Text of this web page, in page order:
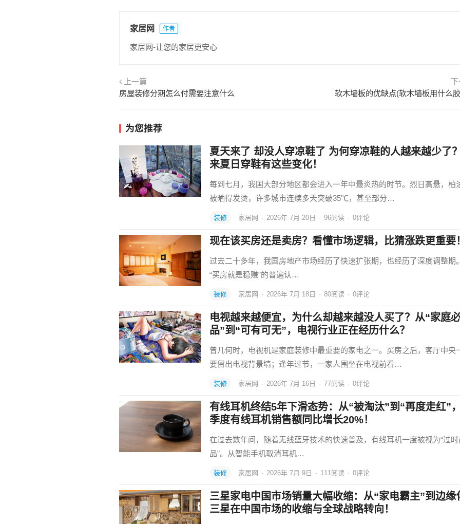
家居网 作者
家居网-让您的家居更安心
上一篇
房屋装修分期怎么付需要注意什么
软木墙板的优缺点(软木墙板用什么
为您推荐
夏天来了 却没人穿凉鞋了 为何穿凉鞋的人越来越少了
来夏日穿鞋有这些变化！
每到七月，我国大部分地区都会进入一年中最炎热的时节。烈日高悬，柏
被晒得发烫，许多城市连续多天突破35℃，甚至部分…
装修 家居网 · 2026年 7月 20日 · 96阅读 · 0评论
现在该买房还是卖房？看懂市场逻辑，比猜涨跌更重要！
过去二十多年，我国房地产市场经历了快速扩张期，也经历了深度调整期
“买房就是稳赚”的普遍认…
装修 家居网 · 2026年 7月 18日 · 80阅读 · 0评论
电视越来越便宜，为什么却越来越没人买了？从“家庭
品”到“可有可无”，电视行业正在经历什么？
曾几何时，电视机是家庭装修中最重要的家电之一。买房之后，客厅中央
要留出电视背景墙；逢年过节，一家人围坐在电视前看…
装修 家居网 · 2026年 7月 16日 · 77阅读 · 0评论
有线耳机终结5年下滑态势：从“被淘汰”到“再度走红”
季度有线耳机销售额同比增长20%！
在过去数年间，随着无线蓝牙技术的快速普及，有线耳机一度被视为“过时
品”。从智能手机取消耳机…
装修 家居网 · 2026年 7月 9日 · 111阅读 · 0评论
三星家电中国市场销量大幅收缩：从“家电霸主”到边缘
三星在中国市场的收缩与全球战略转向！